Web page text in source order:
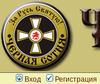
Вход Регистрация